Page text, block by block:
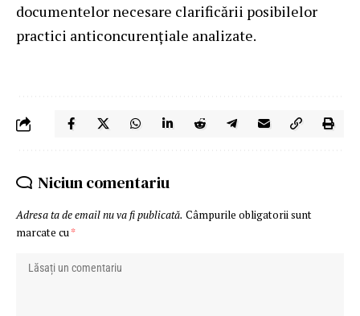
documentelor necesare clarificării posibilelor
practici anticoncurenţiale analizate.
Niciun comentariu
Adresa ta de email nu va fi publicată. Câmpurile obligatorii sunt
marcate cu*